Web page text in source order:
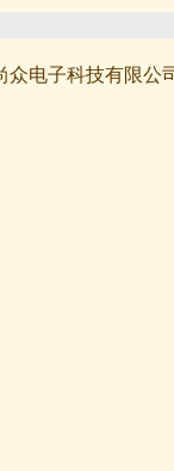
众电子科技有限公